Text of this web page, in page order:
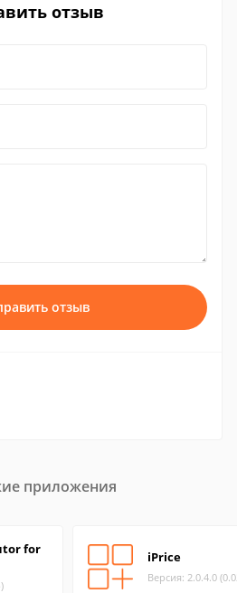
отзыв
отзыв
приложения
for
iPrice
Версия: 2.0.4.0